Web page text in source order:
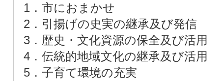
1．市におまかせ
2．引揚げの史実の継承及び発信
3．歴史・文化資源の保全及び活用
4．伝統的地域文化の継承及び活用
5．子育て環境の充実